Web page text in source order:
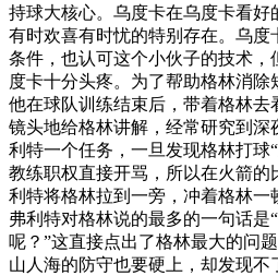
持球大核心。乌度卡在乌度卡看
有时欢喜有时忧的特别存在。乌
条件，也认可这个小伙子的技术
度卡十分头疼。为了帮助格林消除
他在球队训练结束后，带着格林去
镜头地给格林讲解，经常研究到
利特一个任务，一旦发现格林打球
教练职权直接开骂，所以在火箭
利特将格林拉到一旁，冲着格林
弗利特对格林说的最多的一句话是
呢？”这直接点出了格林最大的问
山人海的防守也要硬上，却发现不